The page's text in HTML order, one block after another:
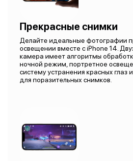
Прекрасные снимки
Делайте идеальные фотографии
освещении вместе с iPhone 14.
камера имеет алгоритмы
ночной режим, портретное
систему устранения красных глаз
для поразительных снимков.